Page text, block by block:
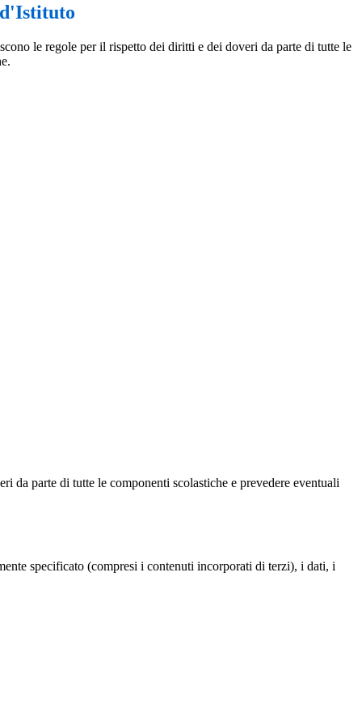
le regole per il rispetto dei diritti e dei doveri da parte di tutte le
da parte di tutte le componenti scolastiche e prevedere eventuali
specificato (compresi i contenuti incorporati di terzi), i dati, i